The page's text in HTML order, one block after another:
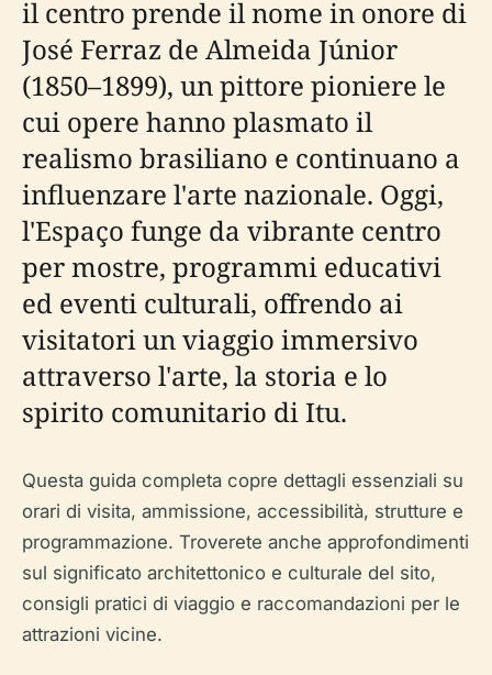
il centro prende il nome in onore di
José Ferraz de Almeida Júnior
(1850–1899), un pittore pioniere le
cui opere hanno plasmato il
realismo brasiliano e continuano a
influenzare l'arte nazionale. Oggi,
l'Espaço funge da vibrante centro
per mostre, programmi educativi
ed eventi culturali, offrendo ai
visitatori un viaggio immersivo
attraverso l'arte, la storia e lo
spirito comunitario di Itu.
Questa guida completa copre dettagli essenziali su
orari di visita, ammissione, accessibilità, strutture e
programmazione. Troverete anche approfondimenti
sul significato architettonico e culturale del sito,
consigli pratici di viaggio e raccomandazioni per le
attrazioni vicine.